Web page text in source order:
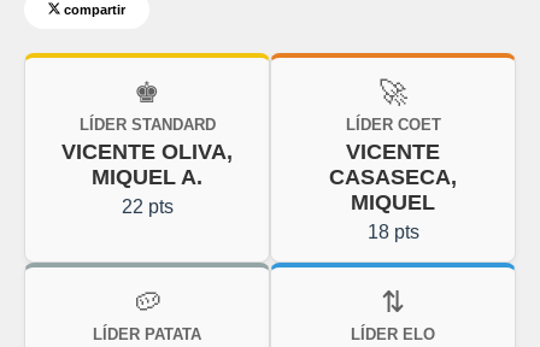
compartir
♚
LÍDER STANDARD
VICENTE OLIVA,
MIQUEL A.
22 pts
🚀
LÍDER COET
VICENTE
CASASECA,
MIQUEL
18 pts
🥔
LÍDER PATATA
⇅
LÍDER ELO